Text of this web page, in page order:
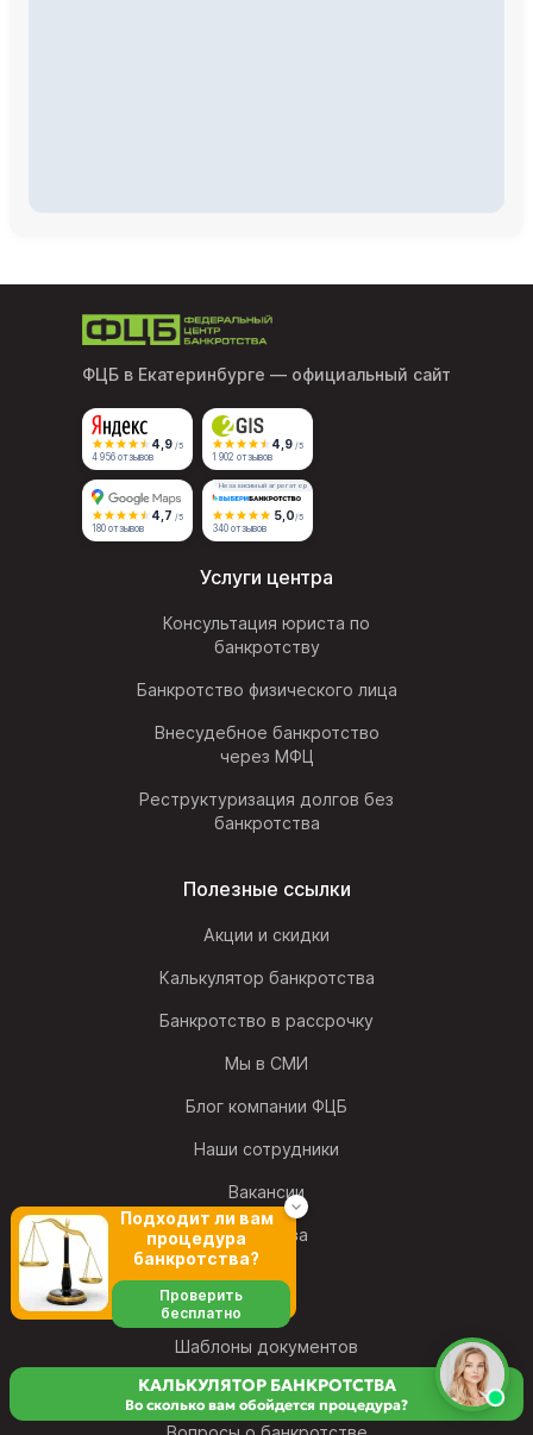
ФЦБ в Екатеринбурге — официальный сайт
4,9 /5
4 956 отзывов
4,9 /5
1 902 отзывов
4,7 /5
180 отзывов
Независимый агрегатор
5,0/5
340 отзывов
Услуги центра
Консультация юриста по
банкротству
Банкротство физического лица
Внесудебное банкротство
через МФЦ
Реструктуризация долгов без
банкротства
Полезные ссылки
Акции и скидки
Калькулятор банкротства
Банкротство в рассрочку
Мы в СМИ
Блог компании ФЦБ
Наши сотрудники
Вакансии
Франшиза
Шаблоны документов
Словарь банкротства
КАЛЬКУЛЯТОР БАНКРОТСТВА
Во сколько вам обойдется процедура?
Подходит ли вам
процедура
банкротства?
Проверить
бесплатно